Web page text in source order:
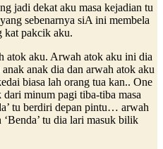
jadi dekat aku masa kejadian tu
sebenarnya siA ini membela
kat pakcik aku.
atok aku. Arwah atok aku ini dia
anak dia dan arwah atok aku
biasa lah orang tua kan.. One
minum pagi tiba-tiba masa
tu berdiri depan pintu… arwah
tu dia lari masuk bilik